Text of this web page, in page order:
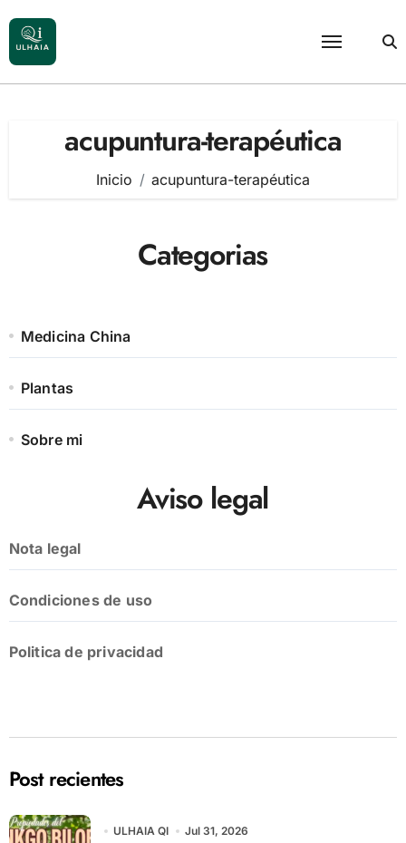
al
contenido
acupuntura-terapéutica
Inicio acupuntura-terapéutica
Categorias
Medicina China
Plantas
Sobre mi
Aviso legal
Nota legal
Condiciones de uso
Politica de privacidad
Post recientes
ULHAIA QI Jul 31, 2026